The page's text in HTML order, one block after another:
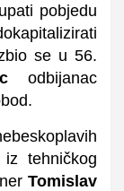
pobjedu
se u 56.
odbijanac
tehničkog
Tomislav